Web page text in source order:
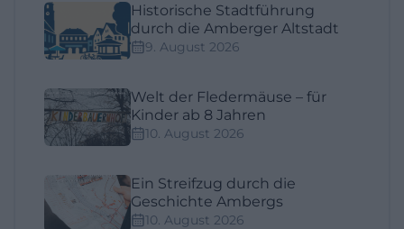
Historische Stadtführung
durch die Amberger Altstadt
9. August 2026
Welt der Fledermäuse – für
Kinder ab 8 Jahren
10. August 2026
Ein Streifzug durch die
Geschichte Ambergs
10. August 2026